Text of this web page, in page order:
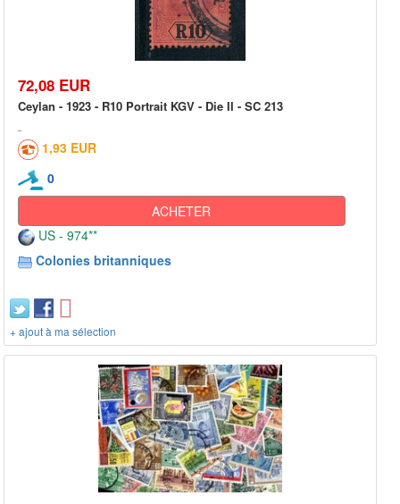
72,08 EUR
Ceylan - 1923 - R10 Portrait KGV - Die II - SC 213
1,93 EUR
0
ACHETER
US - 974**
Colonies britanniques
+ ajout à ma sélection